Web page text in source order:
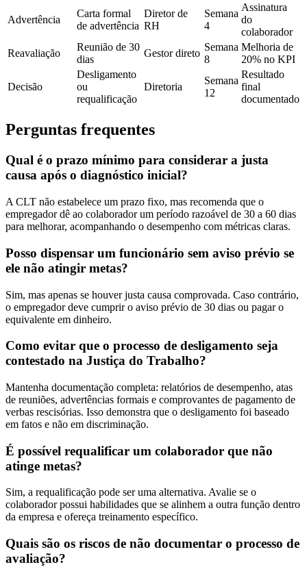
Advertência
Carta formal
de advertência
Diretor de
RH
Semana
4
Assinatura
do
colaborador
Reavaliação
Reunião de 30
dias
Gestor direto
Semana
8
Melhoria de
20% no KPI
Decisão
Desligamento
ou
requalificação
Diretoria
Semana
12
Resultado
final
documentado
Perguntas frequentes
Qual é o prazo mínimo para considerar a justa
causa após o diagnóstico inicial?
A CLT não estabelece um prazo fixo, mas recomenda que o
empregador dê ao colaborador um período razoável de 30 a 60 dias
para melhorar, acompanhando o desempenho com métricas claras.
Posso dispensar um funcionário sem aviso prévio se
ele não atingir metas?
Sim, mas apenas se houver justa causa comprovada. Caso contrário,
o empregador deve cumprir o aviso prévio de 30 dias ou pagar o
equivalente em dinheiro.
Como evitar que o processo de desligamento seja
contestado na Justiça do Trabalho?
Mantenha documentação completa: relatórios de desempenho, atas
de reuniões, advertências formais e comprovantes de pagamento de
verbas rescisórias. Isso demonstra que o desligamento foi baseado
em fatos e não em discriminação.
É possível requalificar um colaborador que não
atinge metas?
Sim, a requalificação pode ser uma alternativa. Avalie se o
colaborador possui habilidades que se alinhem a outra função dentro
da empresa e ofereça treinamento específico.
Quais são os riscos de não documentar o processo de
avaliação?